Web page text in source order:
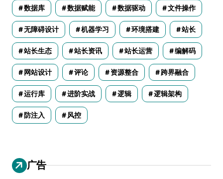
数据库 数据赋能 数据驱动 文件操作
无障碍设计 机器学习 环境搭建 站长
站长生态 站长资讯 站长运营 编解码
网站设计 评论 资源整合 跨界融合
运行库 进阶实战 逻辑 逻辑架构
防注入 风控
广告